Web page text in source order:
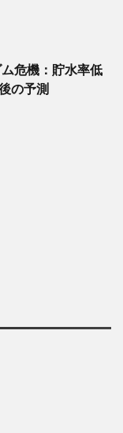
危機：貯水率低
の予測